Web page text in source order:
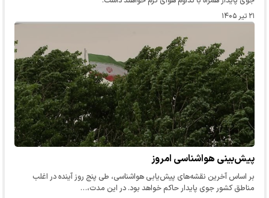
۲۱ تیر ۱۴۰۵
پیش‌بینی هواشناسی امروز
بر اساس آخرین نقشه‌های پیش‌یابی هواشناسی، طی پنج روز آینده در اغلب
مناطق کشور جوی پایدار حاکم خواهد بود. در این مدت،…